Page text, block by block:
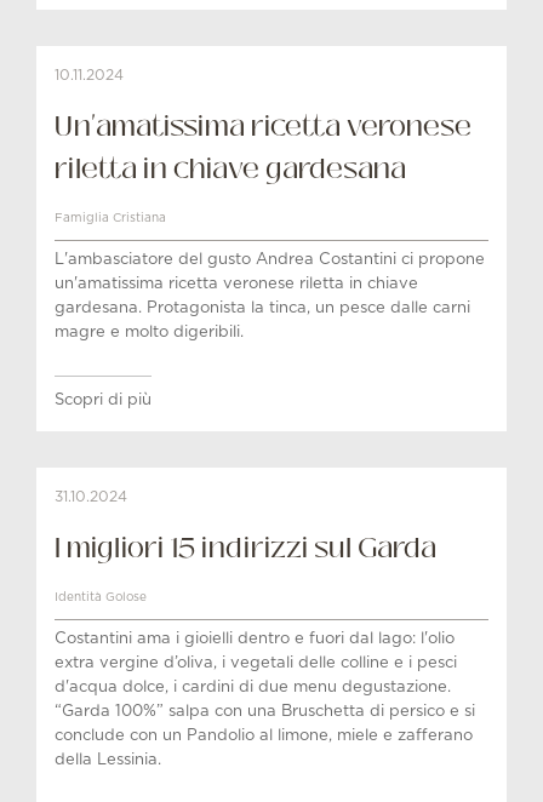
10.11.2024
Un'amatissima ricetta veronese
riletta in chiave gardesana
Famiglia Cristiana
L'ambasciatore del gusto Andrea Costantini ci propone
un'amatissima ricetta veronese riletta in chiave
gardesana. Protagonista la tinca, un pesce dalle carni
magre e molto digeribili.
Scopri di più
31.10.2024
I migliori 15 indirizzi sul Garda
Identità Golose
Costantini ama i gioielli dentro e fuori dal lago: l'olio
extra vergine d’oliva, i vegetali delle colline e i pesci
d'acqua dolce, i cardini di due menu degustazione.
“Garda 100%” salpa con una Bruschetta di persico e si
conclude con un Pandolio al limone, miele e zafferano
della Lessinia.